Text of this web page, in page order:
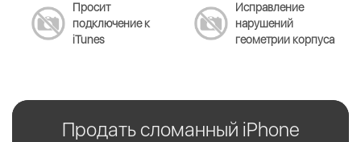
Просит
подключение к
iTunes
Исправление
нарушений
геометрии корпуса
Продать сломанный iPhone